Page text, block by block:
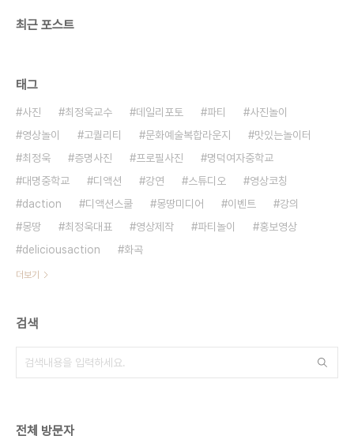
최근 포스트
태그
사진 최정욱교수 데일리포토 파티
사진놀이
영상놀이
고퀄리티 문화예술복합라운지
맛있는놀이터
최정욱
증명사진 프로필사진
명덕여자중학교
대명중학교
디액션 강연 스튜디오
영상코칭
daction
디액션스쿨 몽땅미디어 이벤트
강의
몽땅
최정욱대표 영상제작 파티놀이
홍보영상
deliciousaction
화곡
더보기
검색
전체 방문자